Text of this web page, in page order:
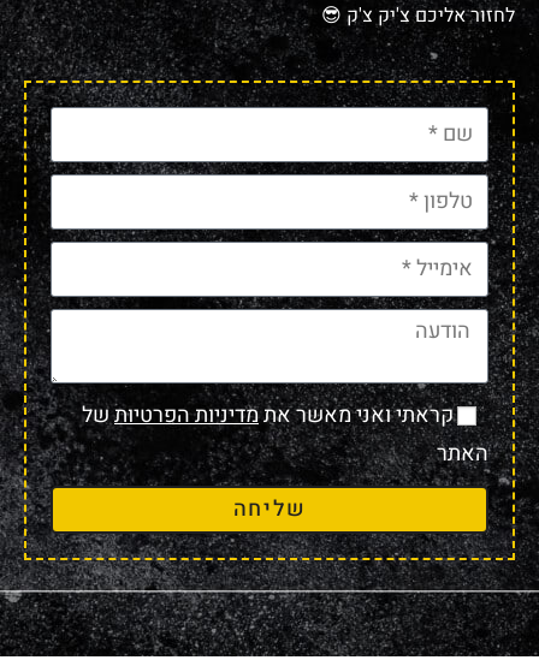
לחזור אליכם צ'יק צ'ק 😎
קראתי ואני מאשר אתמדיניות הפרטיותשל
האתר
שליחה